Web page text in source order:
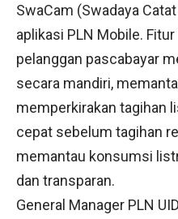
SwaCam (Swadaya
aplikasi PLN Mobile.
pelanggan pascabayar
secara mandiri,
memperkirakan tagihan
cepat sebelum tagihan
memantau konsumsi
dan transparan.
General Manager PLN